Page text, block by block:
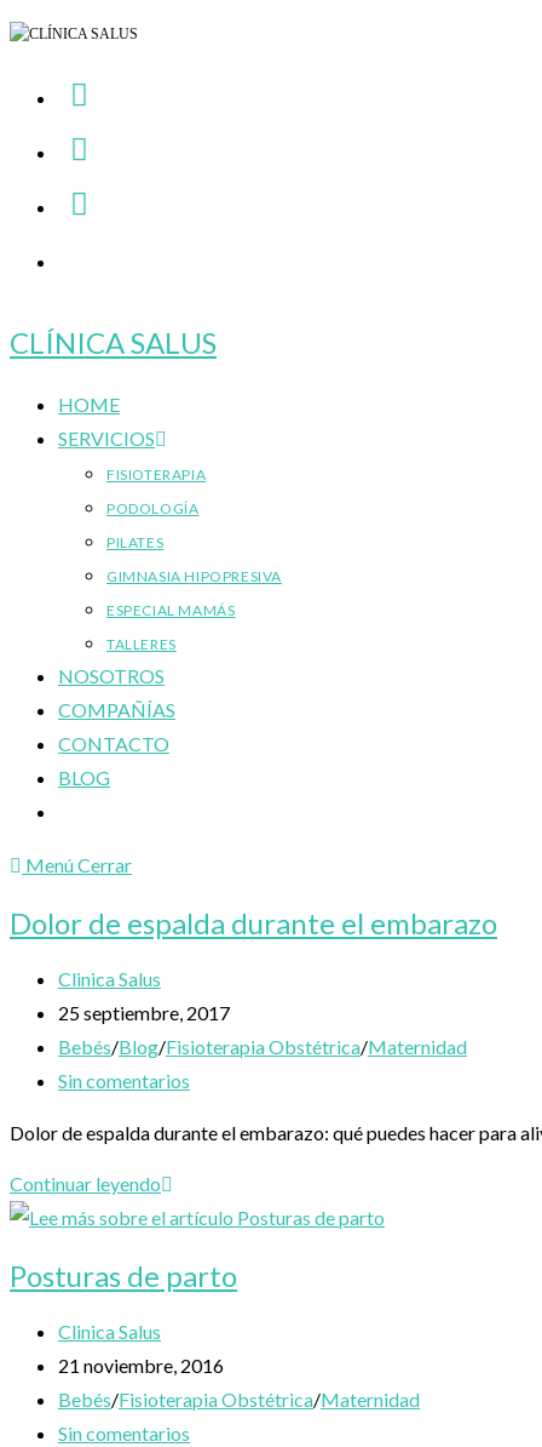
Ir
contenido
CLÍNICA SALUS
HOME
SERVICIOS
FISIOTERAPIA
PODOLOGÍA
PILATES
GIMNASIA HIPOPRESIVA
ESPECIAL MAMÁS
TALLERES
NOSOTROS
COMPAÑÍAS
CONTACTO
BLOG
de
web
MenúCerrar
Dolor de espalda durante el embarazo
Autor
de
la
entrada:
Clinica Salus
Publicación
de
la
25 septiembre, 2017
Categoría
de
entrada:
Bebés/Blog/Fisioterapia Obstétrica/Maternidad
Comentarios
la
entrada:
Sin comentarios
Dolor de espalda durante el embarazo: qué puedes hacer para
Continuar leyendoDolor
de
durante
Posturas de parto
Autor
de
la
entrada:
Clinica Salus
Publicación
de
la
21 noviembre, 2016
Categoría
de
Bebés/Fisioterapia Obstétrica/Maternidad
Comentarios
Sin comentarios